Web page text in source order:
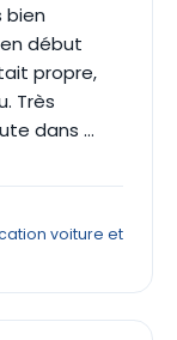
bien
début
propre,
Très
dans …
voiture et